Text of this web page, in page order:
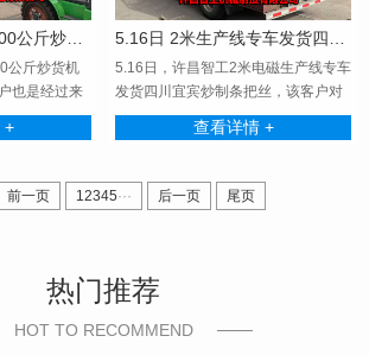
5.23日，许昌智工400公斤炒货机专车发货河南
公斤炒货机
也是经过来
+
5.16日 2米生产线专车发货四川。
5.16日，许昌智工2米电磁生产线专车
发货四川宜宾炒制条把丝，该客户对
试机效果相当满···
查看详情 +
前一页 12345··· 后一页 尾页
热门推荐
HOT TO RECOMMEND